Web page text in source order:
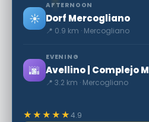
☀️
AFTERNOON
Dorf Mercogliano
📍 0.9 km · Mercogliano
🌆
EVENING
📍 3.2 km · Mercogliano
★★★★★4.9